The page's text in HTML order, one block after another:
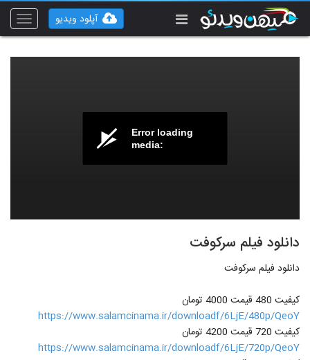
Toggle
آپلود ویدیو
Error loading
media:
دانلود فیلم سرکوفت
دانلود فیلم سرکوفت
کیفیت 480 قیمت 4000 تومان
https://www.salamcinama.ir/downloadf/6LjE/480p/QeoY
کیفیت 720 قیمت 4200 تومان
https://www.salamcinama.ir/downloadf/6LjE/720p/QeoY